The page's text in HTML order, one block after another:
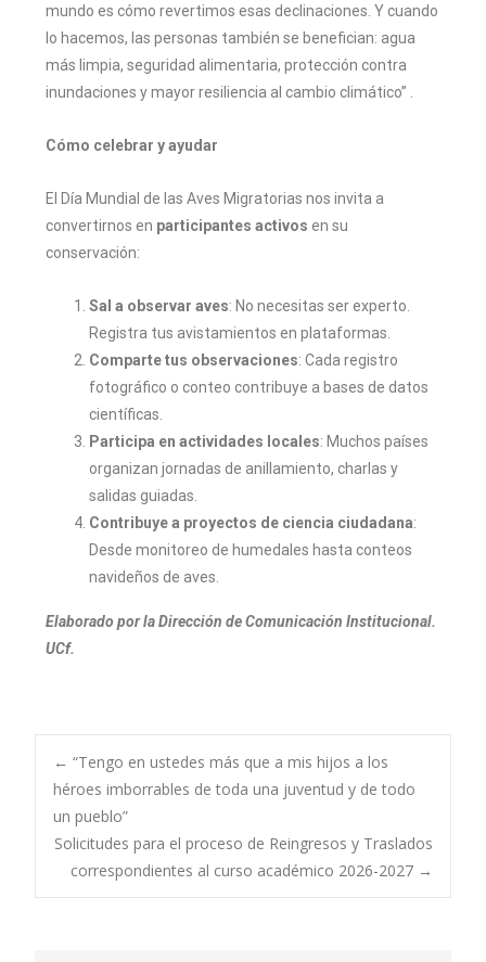
mundo es cómo revertimos esas declinaciones. Y cuando
lo hacemos, las personas también se benefician: agua
más limpia, seguridad alimentaria, protección contra
inundaciones y mayor resiliencia al cambio climático” .
Cómo celebrar y ayudar
El Día Mundial de las Aves Migratorias nos invita a
convertirnos en participantes activos en su
conservación:
Sal a observar aves: No necesitas ser experto.
Registra tus avistamientos en plataformas.
Comparte tus observaciones: Cada registro
fotográfico o conteo contribuye a bases de datos
científicas.
Participa en actividades locales: Muchos países
organizan jornadas de anillamiento, charlas y
salidas guiadas.
Contribuye a proyectos de ciencia ciudadana:
Desde monitoreo de humedales hasta conteos
navideños de aves.
Elaborado por la Dirección de Comunicación Institucional.
UCf.
← “Tengo en ustedes más que a mis hijos a los
héroes imborrables de toda una juventud y de todo
un pueblo”
Solicitudes para el proceso de Reingresos y Traslados
correspondientes al curso académico 2026-2027 →